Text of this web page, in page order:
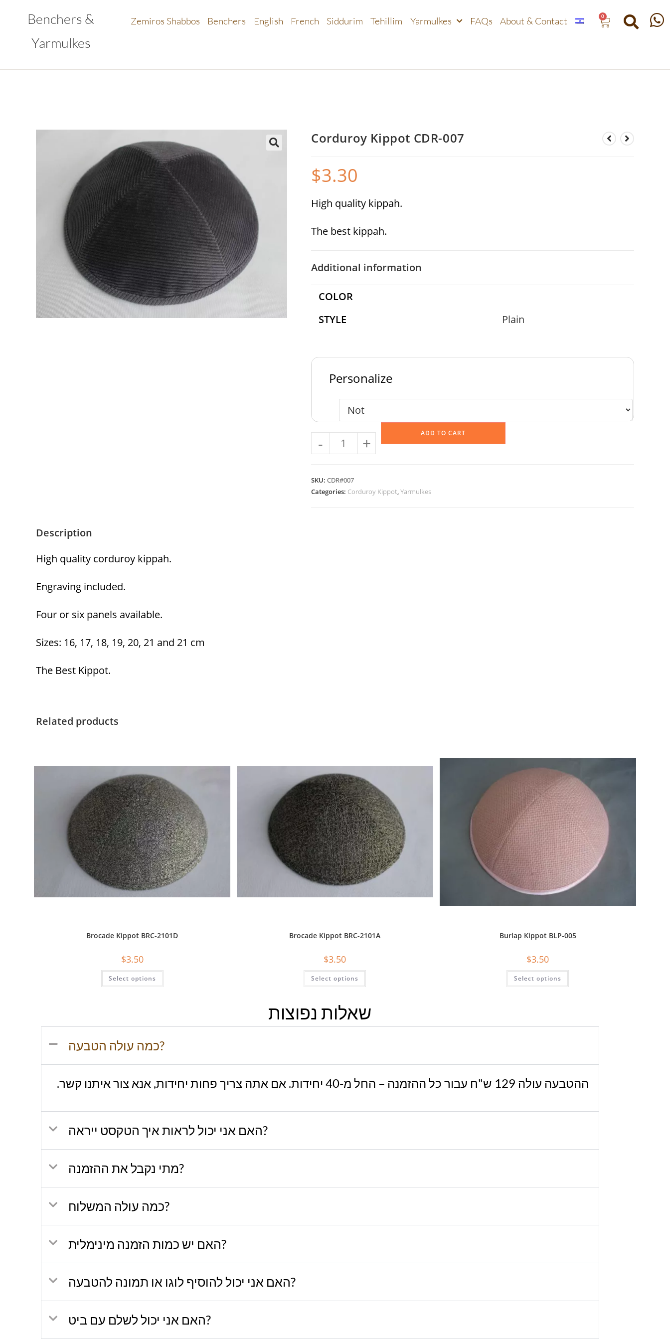
Benchers &
Yarmulkes
Zemiros Shabbos Benchers English French Siddurim Tehillim Yarmulkes FAQs About & Contact 0
Corduroy Kippot CDR-007
$3.30
High quality kippah.
The best kippah.
Additional information
COLOR
STYLE
Plain
Personalize
- +
ADD TO CART
SKU: CDR#007
Categories: Corduroy Kippot,Yarmulkes
Description
High quality corduroy kippah.
Engraving included.
Four or six panels available.
Sizes: 16, 17, 18, 19, 20, 21 and 21 cm
The Best Kippot.
Related products
Brocade Kippot BRC-2101D
$3.50
Select options
Brocade Kippot BRC-2101A
$3.50
Select options
Burlap Kippot BLP-005
$3.50
Select options
שאלות נפוצות
כמה עולה הטבעה?
ההטבעה עולה 129 ש"ח עבור כל ההזמנה – החל מ-40 יחידות. אם אתה צריך פחות יחידות, אנא צור איתנו קשר.
האם אני יכול לראות איך הטקסט ייראה?
מתי נקבל את ההזמנה?
כמה עולה המשלוח?
האם יש כמות הזמנה מינימלית?
האם אני יכול להוסיף לוגו או תמונה להטבעה?
האם אני יכול לשלם עם ביט?